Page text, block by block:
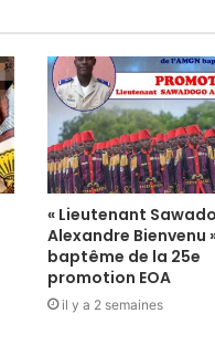
« Lieutenant
Alexandre Bienvenu
baptême de la 25e
promotion EOA
il y a 2 semaines